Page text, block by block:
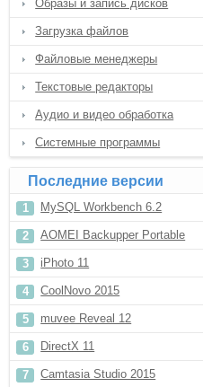
Образы и запись дисков
Загрузка файлов
Файловые менеджеры
Текстовые редакторы
Аудио и видео обработка
Системные программы
Последние версии
MySQL Workbench 6.2
AOMEI Backupper Portable
iPhoto 11
CoolNovo 2015
muvee Reveal 12
DirectX 11
Camtasia Studio 2015